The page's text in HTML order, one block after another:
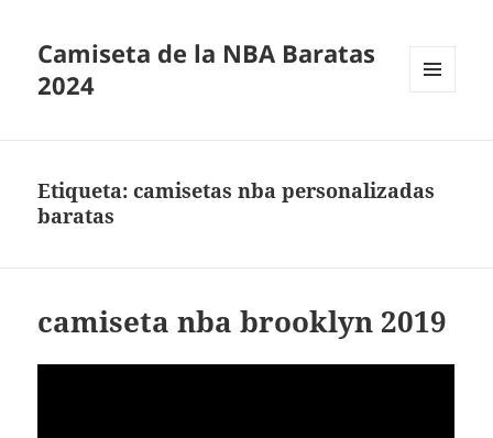
Camiseta de la NBA Baratas
2024
Etiqueta:camisetas nba personalizadas
baratas
camiseta nba brooklyn 2019